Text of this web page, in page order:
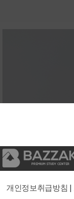
개인정보취급방침